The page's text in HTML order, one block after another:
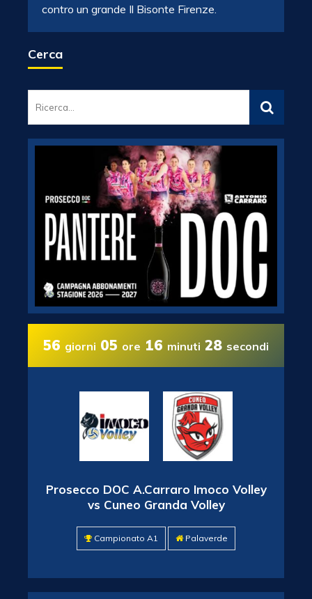
contro un grande Il Bisonte Firenze.
Cerca
56 giorni 05 ore 16 minuti 27 secondi
Prosecco DOC A.Carraro Imoco Volley
vs Cuneo Granda Volley
Campionato A1 Palaverde